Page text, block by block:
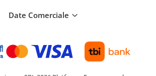
Date Comerciale